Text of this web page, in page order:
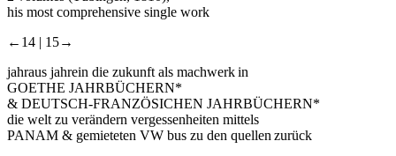
his most comprehensive single work
←14 | 15→
jahraus jahrein die zukunft als machwerk in
GOETHE JAHRBÜCHERN*
& DEUTSCH-FRANZÖSICHEN JAHRBÜCHERN*
die welt zu verändern vergessenheiten mittels
PANAM & gemieteten VW bus zu den quellen zurück